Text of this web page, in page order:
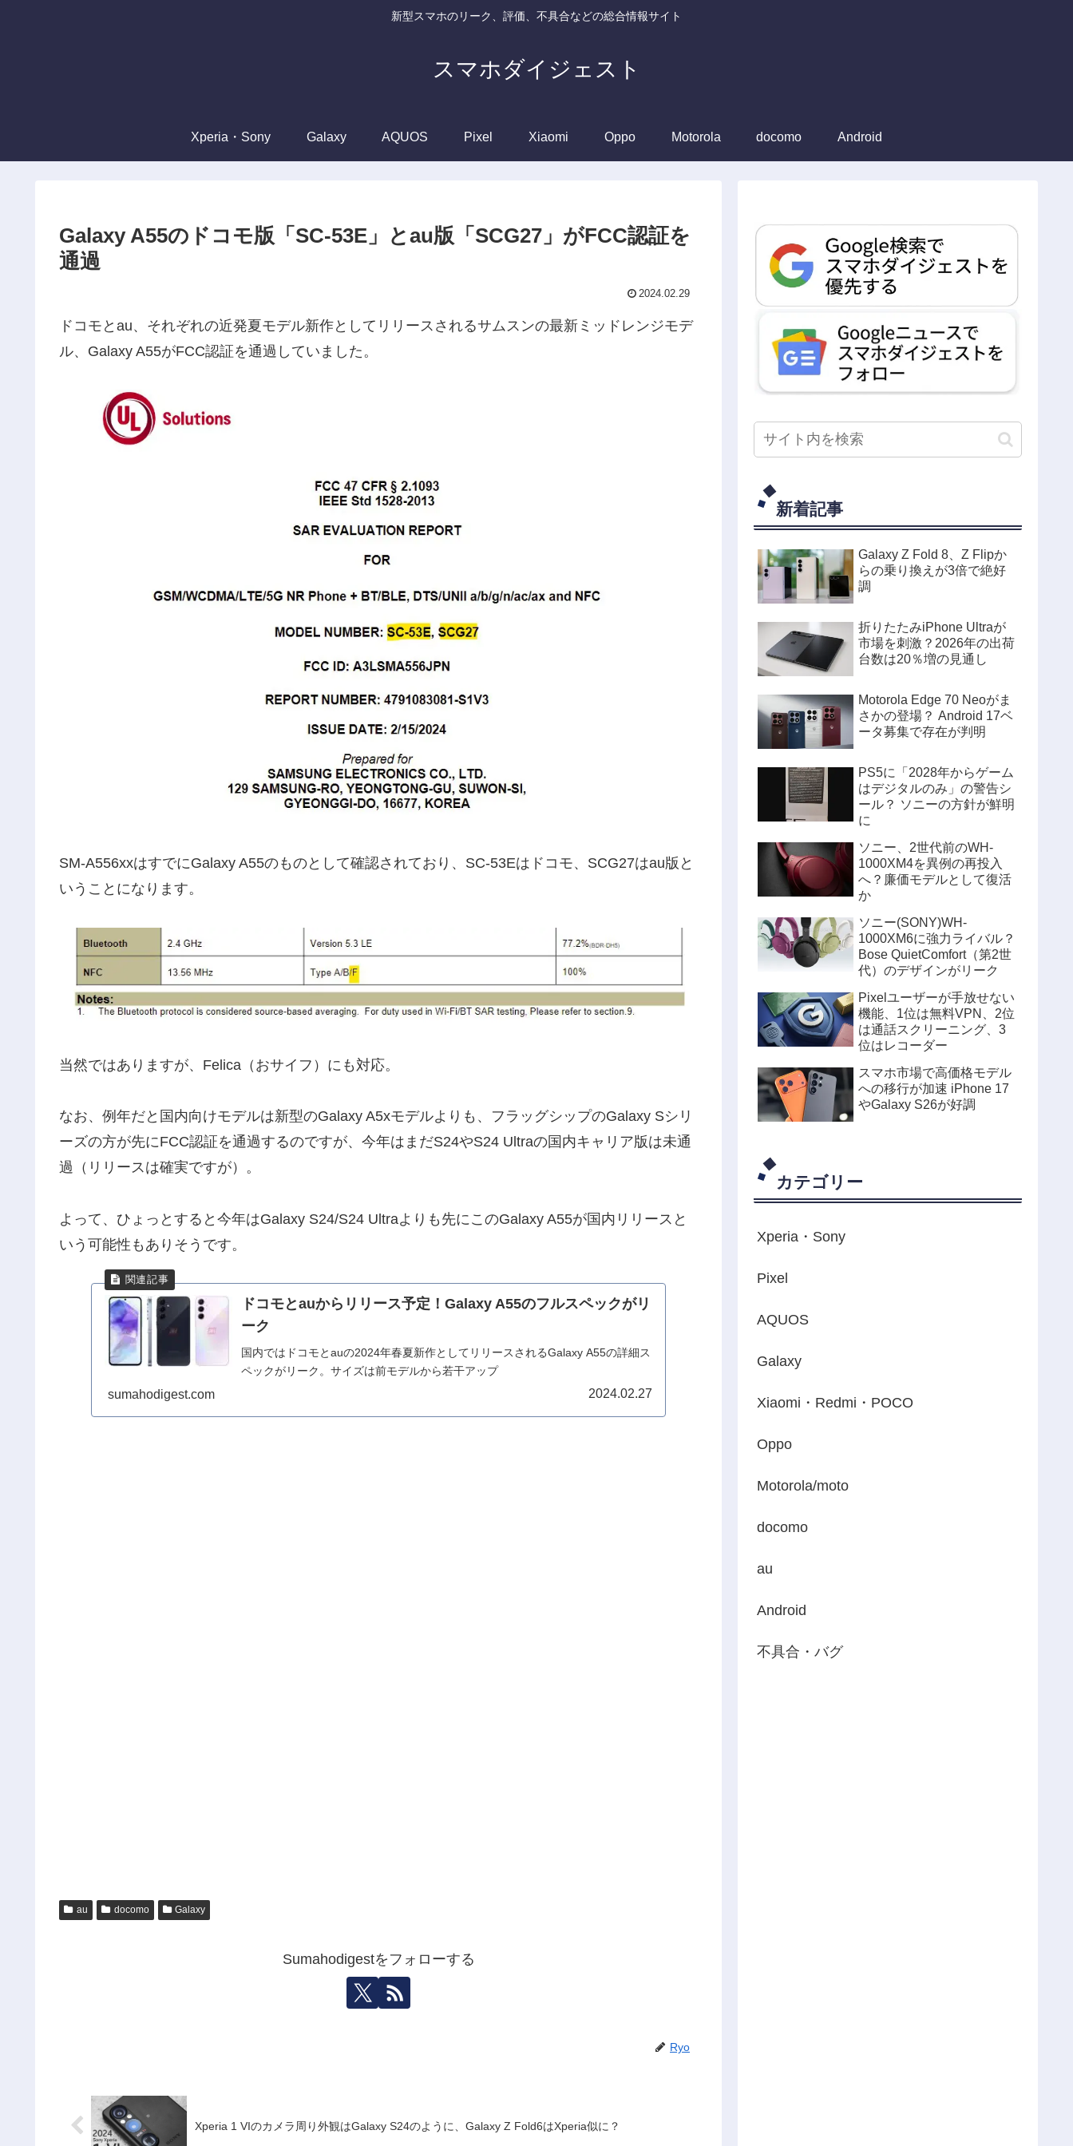
新型スマホのリーク、評価、不具合などの総合情報サイト
スマホダイジェスト
Xperia・Sony Galaxy AQUOS Pixel Xiaomi Oppo Motorola docomo Android
Galaxy A55のドコモ版「SC-53E」とau版「SCG27」がFCC認証を
通過
2024.02.29
ドコモとau、それぞれの近発夏モデル新作としてリリースされるサムスンの最新ミッドレンジモデ
ル、Galaxy A55がFCC認証を通過していました。
SM-A556xxはすでにGalaxy A55のものとして確認されており、SC-53Eはドコモ、SCG27はau版と
いうことになります。
当然ではありますが、Felica（おサイフ）にも対応。
なお、例年だと国内向けモデルは新型のGalaxy A5xモデルよりも、フラッグシップのGalaxy Sシリ
ーズの方が先にFCC認証を通過するのですが、今年はまだS24やS24 Ultraの国内キャリア版は未通
過（リリースは確実ですが）。
よって、ひょっとすると今年はGalaxy S24/S24 Ultraよりも先にこのGalaxy A55が国内リリースと
いう可能性もありそうです。
ドコモとauからリリース予定！Galaxy A55のフルスペックがリ
ーク
国内ではドコモとauの2024年春夏新作としてリリースされるGalaxy A55の詳細ス
ペックがリーク。サイズは前モデルから若干アップ
sumahodigest.com 2024.02.27
au docomo Galaxy
Sumahodigestをフォローする
Ryo
Xperia 1 VIのカメラ周り外観はGalaxy S24のように、Galaxy Z Fold6はXperia似に？
新着記事
Galaxy Z Fold 8、Z Flipか
らの乗り換えが3倍で絶好
調
折りたたみiPhone Ultraが
市場を刺激？2026年の出荷
台数は20％増の見通し
Motorola Edge 70 Neoがま
さかの登場？ Android 17ベ
ータ募集で存在が判明
PS5に「2028年からゲーム
はデジタルのみ」の警告シ
ール？ ソニーの方針が鮮明
に
ソニー、2世代前のWH-
1000XM4を異例の再投入
へ？廉価モデルとして復活
か
ソニー(SONY)WH-
1000XM6に強力ライバル？
Bose QuietComfort（第2世
代）のデザインがリーク
Pixelユーザーが手放せない
機能、1位は無料VPN、2位
は通話スクリーニング、3
位はレコーダー
スマホ市場で高価格モデル
への移行が加速 iPhone 17
やGalaxy S26が好調
カテゴリー
Xperia・Sony
Pixel
AQUOS
Galaxy
Xiaomi・Redmi・POCO
Oppo
Motorola/moto
docomo
au
Android
不具合・バグ